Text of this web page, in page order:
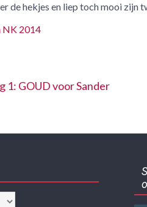
de hekjes en liep toch mooi zijn
NK 2014
1: GOUD voor Sander